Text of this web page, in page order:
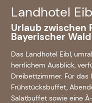
Landhotel
Urlaub zwischen
Bayerischer Wald
Das Landhotel Eibl,
herrlichem Ausblick,
Dreibettzimmer. Für
Frühstücksbuffet,
Salatbuffet sowie eine